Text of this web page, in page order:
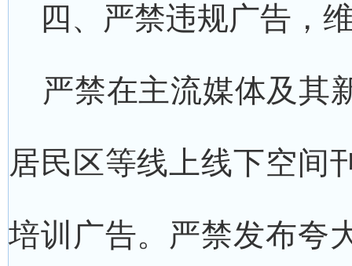
四、严禁违规广告，
严禁在主流媒体及其
居民区等线上线下空间
培训广告。严禁发布夸